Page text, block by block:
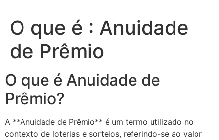
O que é : Anuidade
de Prêmio
O que é Anuidade de
Prêmio?
A **Anuidade de Prêmio** é um termo utilizado no
contexto de loterias e sorteios, referindo-se ao valor